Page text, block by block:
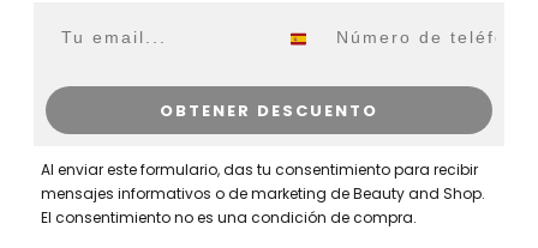
OBTENER DESCUENTO
Al enviar este formulario, das tu consentimiento para recibir
mensajes informativos o de marketing de Beauty and Shop.
El consentimiento no es una condición de compra.